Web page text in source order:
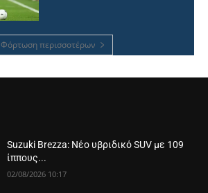
Φόρτωση περισσοτέρων
Suzuki Brezza: Νέο υβριδικό SUV με 109
ίππους...
02/08/2026 10:17